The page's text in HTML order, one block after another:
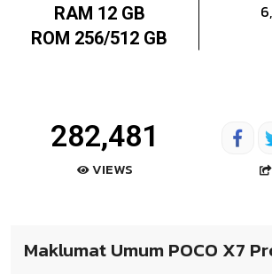
RAM 12 GB
ROM 256/512 GB
282,481
VIEWS
Maklumat Umum POCO X7